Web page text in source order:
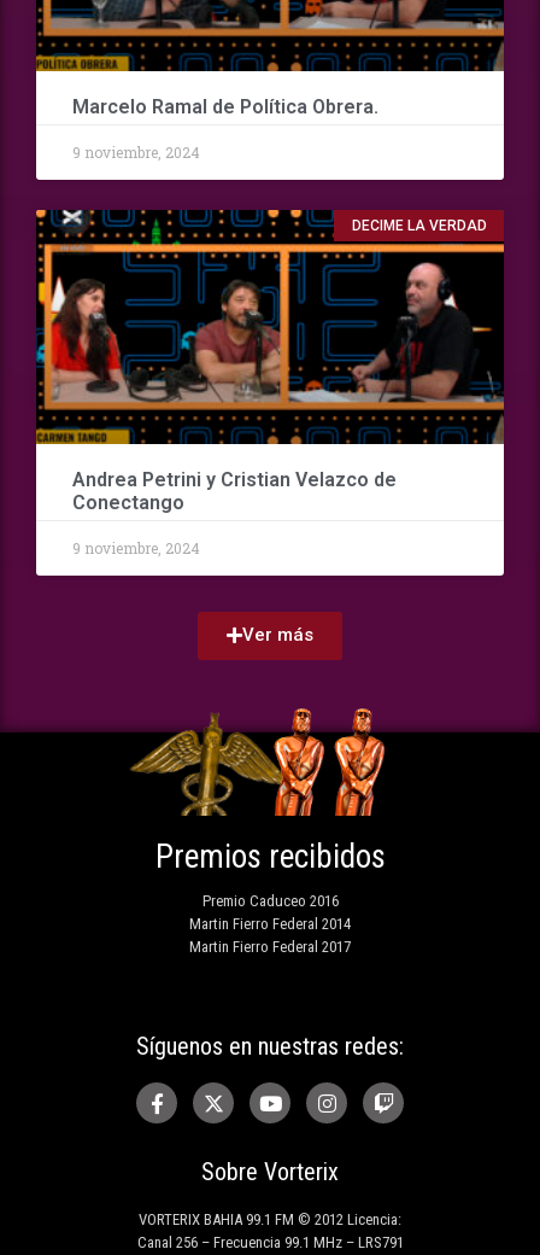
Marcelo Ramal de Política Obrera.
9 noviembre, 2024
DECIME LA VERDAD
Andrea Petrini y Cristian Velazco de
Conectango
9 noviembre, 2024
Ver más
Sobre Vorterix
VORTERIX BAHIA 99.1 FM © 2012 Licencia:
Canal 256 – Frecuencia 99.1 MHz – LRS791
Síguenos en nuestras redes:
Premios recibidos
Premio Caduceo 2016
Martin Fierro Federal 2014
Martin Fierro Federal 2017